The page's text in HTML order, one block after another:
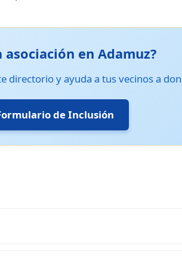
asociación en Adamuz?
directorio y ayuda a tus vecinos a
de Inclusión